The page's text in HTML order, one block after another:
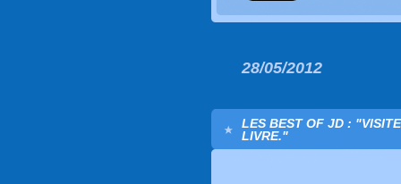
28/05/2012
LES BEST OF JD :
LIVRE."